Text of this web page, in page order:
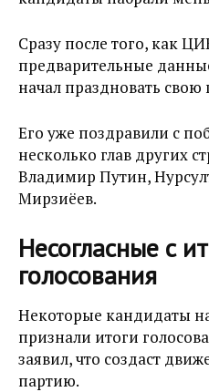
Сразу после того, как
предварительные
начал праздновать свою
Его уже поздравили с
несколько глав других
Владимир Путин,
Мирзиёев.
Несогласные с
голосования
Некоторые кандидаты
признали итоги
заявил, что создаст
партию.